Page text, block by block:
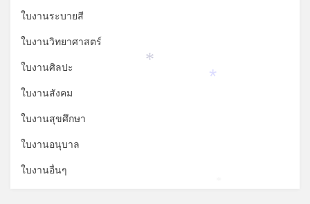
ใบงานระบายสี
ใบงานวิทยาศาสตร์
ใบงานศิลปะ
ใบงานสังคม
ใบงานสุขศึกษา
ใบงานอนุบาล
ใบงานอื่นๆ